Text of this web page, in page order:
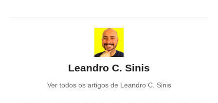
Leandro C. Sinis
Ver todos os artigos de Leandro C. Sinis